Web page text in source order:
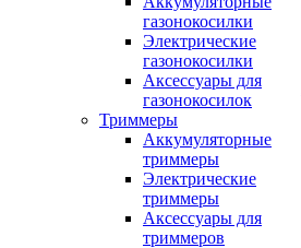
газонокосилки
Электрические
газонокосилки
Аксессуары для
газонокосилок
Триммеры
Аккумуляторные
триммеры
Электрические
триммеры
Аксессуары для
триммеров